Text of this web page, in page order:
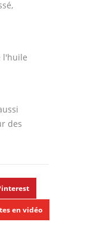
l'huile
des
en vidéo